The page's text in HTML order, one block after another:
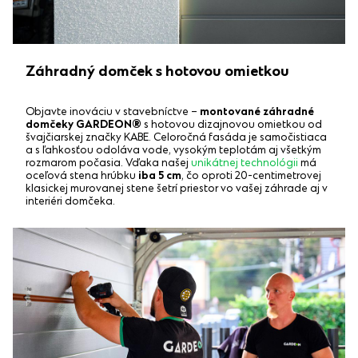
Záhradný domček s hotovou omietkou
Objavte inováciu v stavebníctve – montované záhradné
domčeky GARDEON® s hotovou dizajnovou omietkou od
švajčiarskej značky KABE. Celoročná fasáda je samočistiaca
a s ľahkosťou odoláva vode, vysokým teplotám aj všetkým
rozmarom počasia. Vďaka našej unikátnej technológii má
oceľová stena hrúbku iba 5 cm, čo oproti 20-centimetrovej
klasickej murovanej stene šetrí priestor vo vašej záhrade aj v
interiéri domčeka.